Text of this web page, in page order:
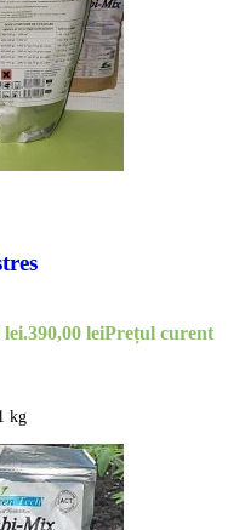
lei.390,00 leiPrețul curent
kg